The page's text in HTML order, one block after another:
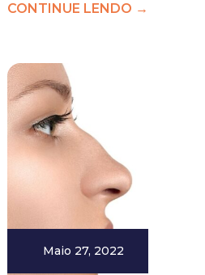
CONTINUE LENDO →
Maio 27, 2022